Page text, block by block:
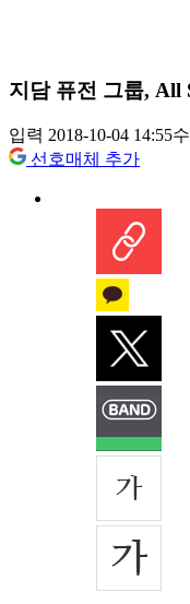
지담 퓨전 그룹, All
입력 2018-10-04 14:55
선호매체 추가